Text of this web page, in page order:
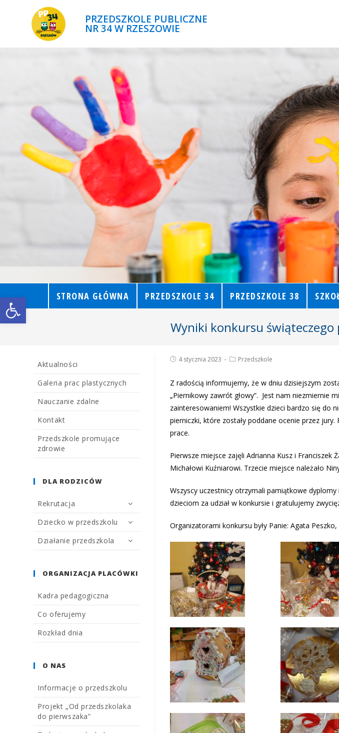
Open toolbar
PRZEDSZKOLE PUBLICZNE
NR 34 W RZESZOWIE
STRONA GŁÓWNA PRZEDSZKOLE 34 PRZEDSZKOLE 38
Wyniki konkursu świąteczego
4 stycznia 2023 Przedszkole
Z radością informujemy, że w dniu dzisiejszym
„Piernikowy zawrót głowy”. Jest nam niezmiernie
zainteresowaniem! Wszystkie dzieci bardzo się do
pierniczki, które zostały poddane ocenie przez
prace.
Pierwsze miejsce zajęli Adrianna Kusz i Franciszek
Michałowi Kuźniarowi. Trzecie miejsce należało
Wszyscy uczestnicy otrzymali pamiątkowe
dzieciom za udział w konkursie i gratulujemy
Organizatorami konkursu były Panie: Agata
Aktualności
Galeria prac plastycznych
Nauczanie zdalne
Kontakt
Przedszkole promujące
zdrowie
DLA RODZICÓW
Rekrutacja
Dziecko w przedszkolu
Działanie przedszkola
ORGANIZACJA PLACÓWKI
Kadra pedagogiczna
Co oferujemy
Rozkład dnia
O NAS
Informacje o przedszkolu
Projekt „Od przedszkolaka
do pierwszaka”